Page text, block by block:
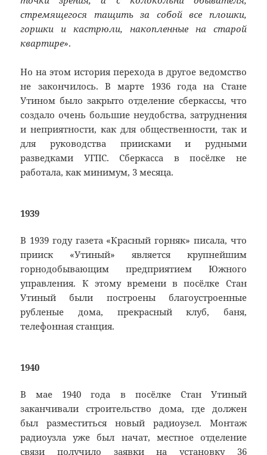
стремящегося тащить за собой все плошки,
горшки и кастрюли, накопленные на старой
квартире».
Но на этом история перехода в другое ведомство
не закончилось. В марте 1936 года на Стане
Утином было закрыто отделение сберкассы, что
создало очень большие неудобства, затруднения
и неприятности, как для общественности, так и
для руководства приисками и рудными
разведками УГПС. Сберкасса в посёлке не
работала, как минимум, 3 месяца.
1939
В 1939 году газета «Красный горняк» писала, что
прииск «Утиный» является крупнейшим
горнодобывающим предприятием Южного
управления. К этому времени в посёлке Стан
Утиный были построены благоустроенные
рубленые дома, прекрасный клуб, баня,
телефонная станция.
1940
В мае 1940 года в посёлке Стан Утиный
заканчивали строительство дома, где должен
был разместиться новый радиоузел. Монтаж
радиоузла уже был начат, местное отделение
связи получило заявки на установку 36